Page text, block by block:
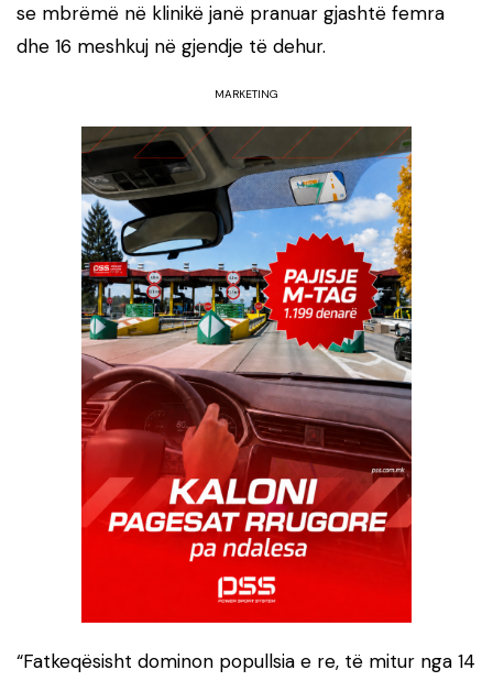
se mbrëmë në klinikë janë pranuar gjashtë femra
dhe 16 meshkuj në gjendje të dehur.
MARKETING
“Fatkeqësisht dominon popullsia e re, të mitur nga 14